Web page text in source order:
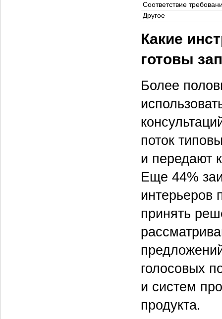
Соответствие
Другое
Какие
готовы
Более
поток
и передают
Еще 44%
интерьеров
принять
голосовых
и систем
продукта.